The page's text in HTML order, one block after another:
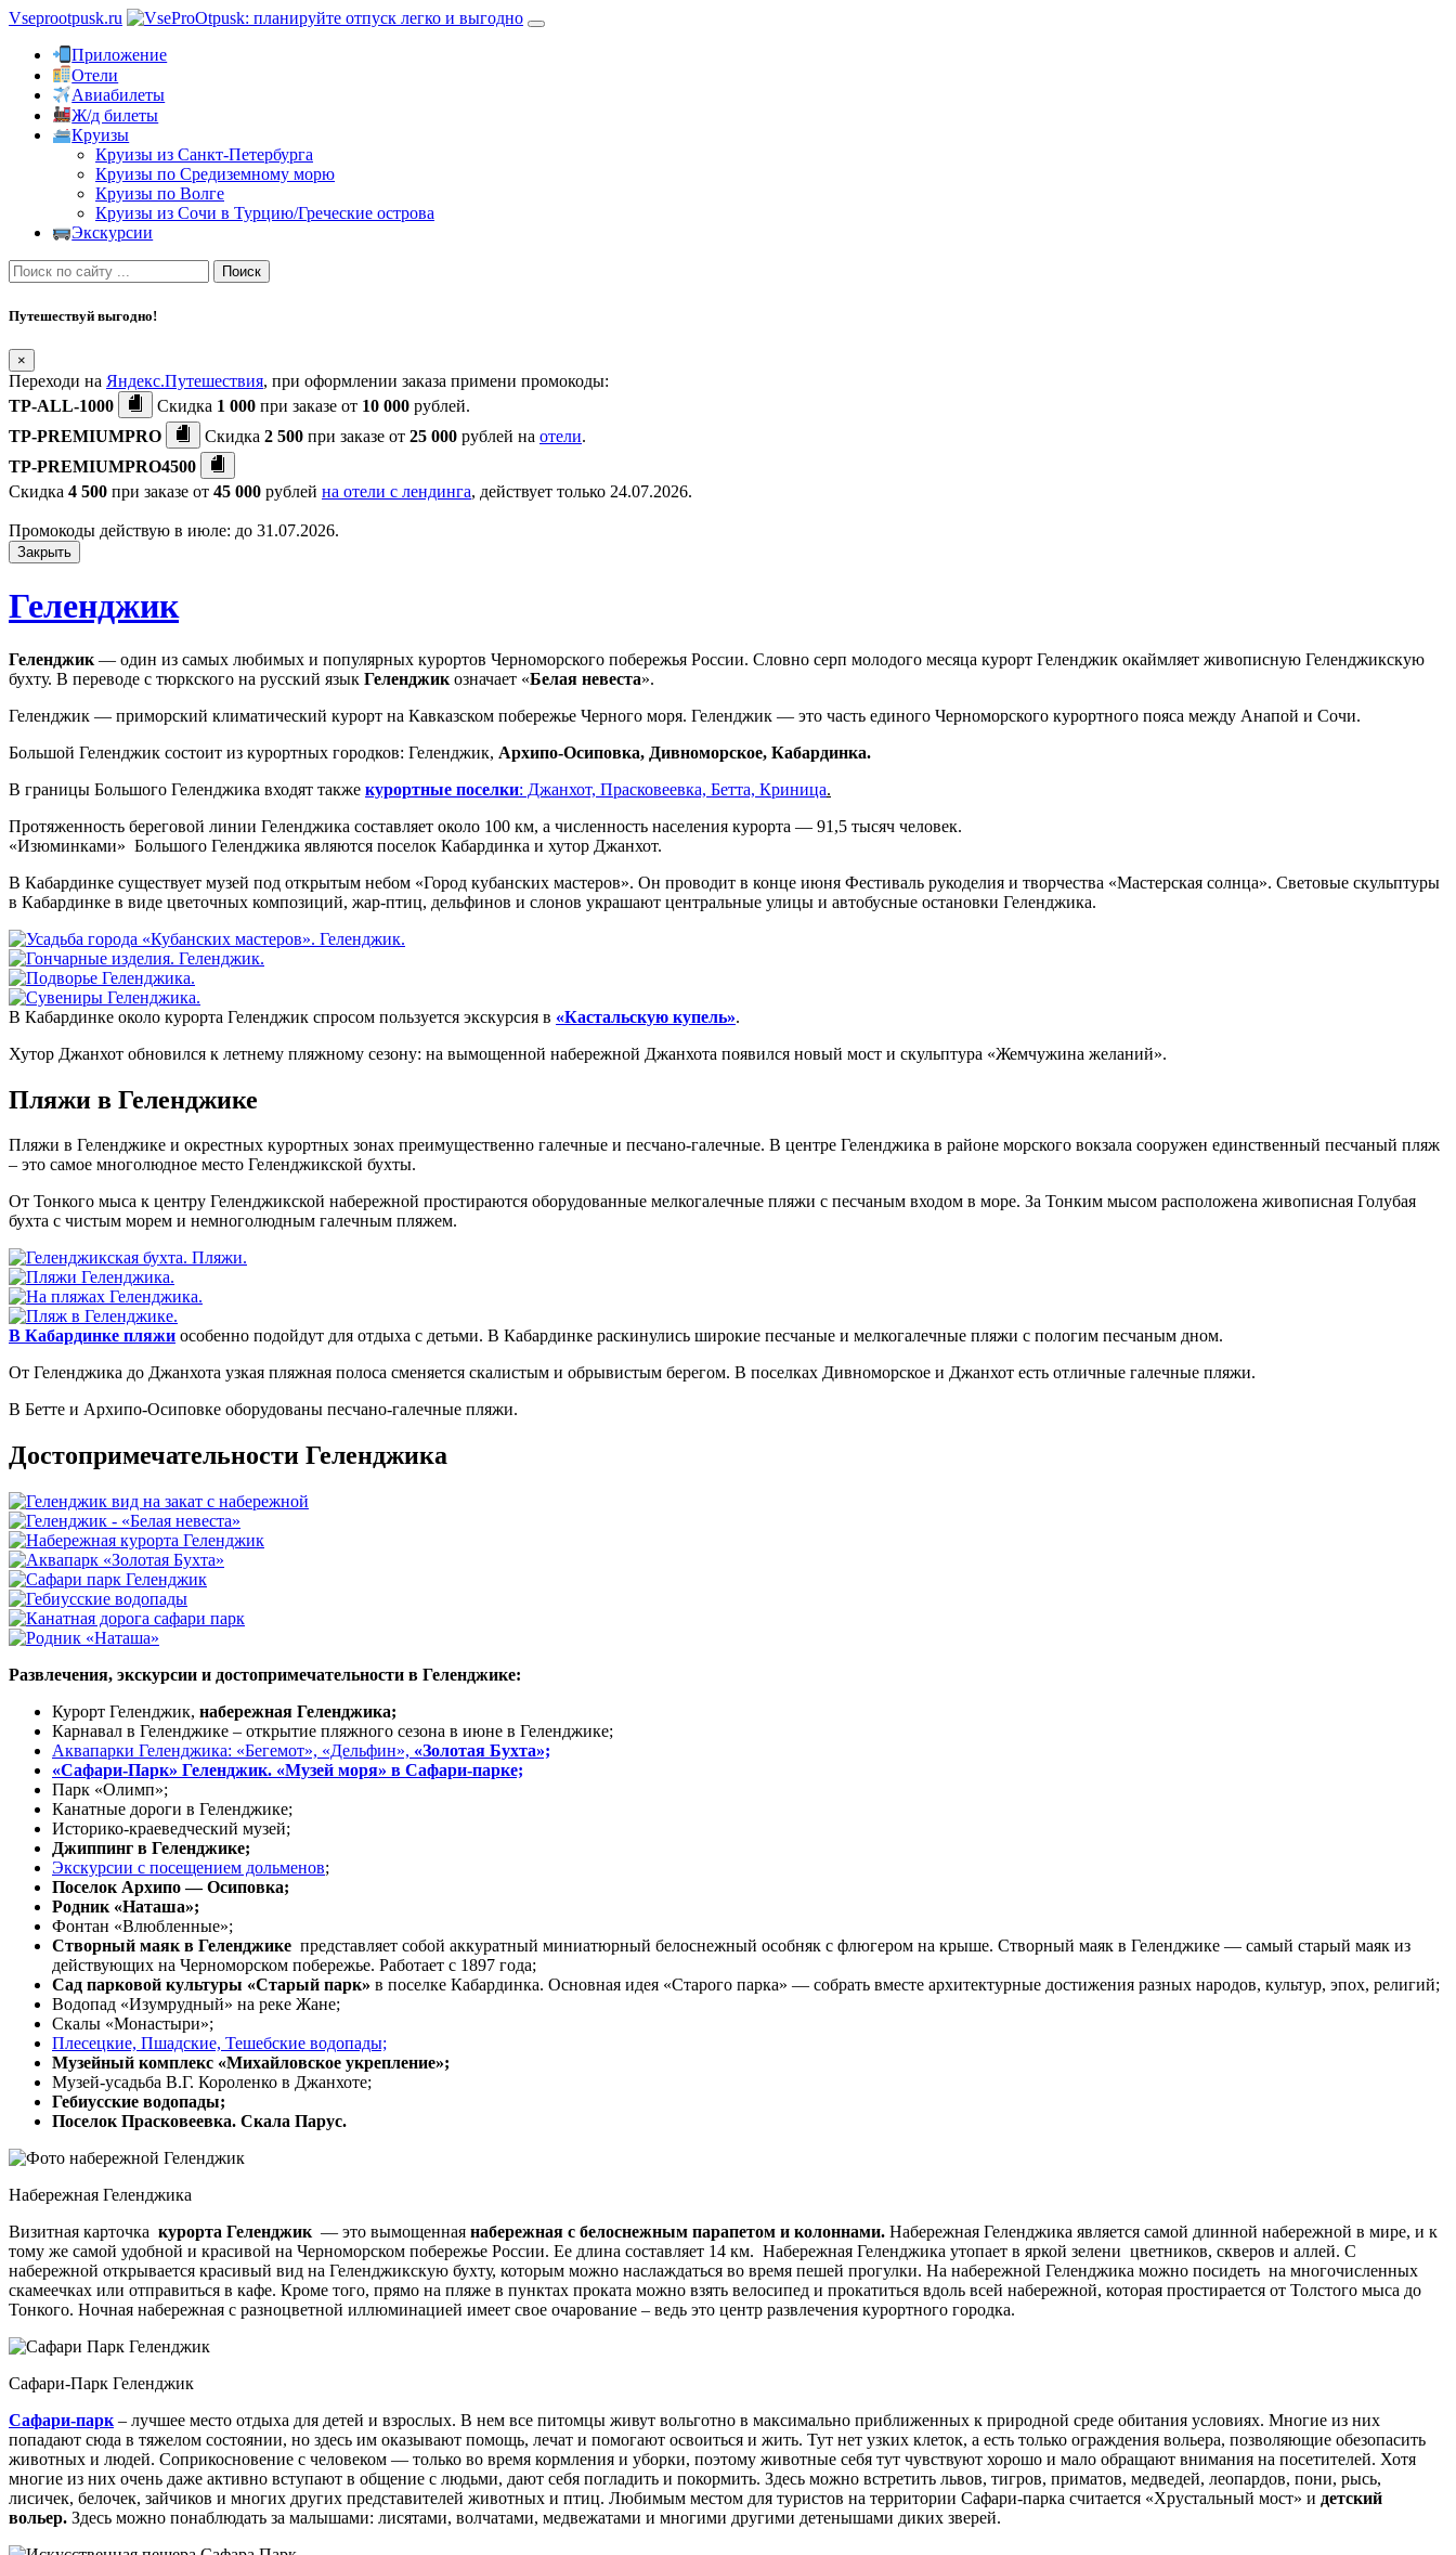
Vseprootpusk.ru
Приложение
Отели
Авиабилеты
Ж/д билеты
Круизы
Круизы из Санкт-Петербурга
Круизы по Средиземному морю
Круизы по Волге
Круизы из Сочи в Турцию/Греческие острова
Экскурсии
Поиск
Путешествуй выгодно!
×
Переходи на Яндекс.Путешествия, при оформлении заказа примени промокоды:
TP-ALL-1000
Скидка 1 000 при заказе от 10 000 рублей.
TP-PREMIUMPRO
Скидка 2 500 при заказе от 25 000 рублей на отели.
TP-PREMIUMPRO4500
Скидка 4 500 при заказе от 45 000 рублей на отели с лендинга, действует только 24.07.2026.
Промокоды действую в июле: до 31.07.2026.
Закрыть
Геленджик
Геленджик — один из самых любимых и популярных курортов Черноморского побережья России. Словно серп молодого месяца курорт Геленджик окаймляет живописную Геленджикскую
бухту. В переводе с тюркского на русский язык Геленджик означает «Белая невеста».
Геленджик — приморский климатический курорт на Кавказском побережье Черного моря. Геленджик — это часть единого Черноморского курортного пояса между Анапой и Сочи.
Большой Геленджик состоит из курортных городков: Геленджик, Архипо-Осиповка, Дивноморское, Кабардинка.
В границы Большого Геленджика входят также курортные поселки: Джанхот, Прасковеевка, Бетта, Криница.
Протяженность береговой линии Геленджика составляет около 100 км, а численность населения курорта — 91,5 тысяч человек.
«Изюминками» Большого Геленджика являются поселок Кабардинка и хутор Джанхот.
В Кабардинке существует музей под открытым небом «Город кубанских мастеров». Он проводит в конце июня Фестиваль рукоделия и творчества «Мастерская солнца». Световые скульптуры
в Кабардинке в виде цветочных композиций, жар-птиц, дельфинов и слонов украшают центральные улицы и автобусные остановки Геленджика.
В Кабардинке около курорта Геленджик спросом пользуется экскурсия в «Кастальскую купель».
Хутор Джанхот обновился к летнему пляжному сезону: на вымощенной набережной Джанхота появился новый мост и скульптура «Жемчужина желаний».
Пляжи в Геленджике
Пляжи в Геленджике и окрестных курортных зонах преимущественно галечные и песчано-галечные. В центре Геленджика в районе морского вокзала сооружен единственный песчаный пляж
– это самое многолюдное место Геленджикской бухты.
От Тонкого мыса к центру Геленджикской набережной простираются оборудованные мелкогалечные пляжи с песчаным входом в море. За Тонким мысом расположена живописная Голубая
бухта с чистым морем и немноголюдным галечным пляжем.
В Кабардинке пляжи особенно подойдут для отдыха с детьми. В Кабардинке раскинулись широкие песчаные и мелкогалечные пляжи с пологим песчаным дном.
От Геленджика до Джанхота узкая пляжная полоса сменяется скалистым и обрывистым берегом. В поселках Дивноморское и Джанхот есть отличные галечные пляжи.
В Бетте и Архипо-Осиповке оборудованы песчано-галечные пляжи.
Достопримечательности Геленджика
Развлечения, экскурсии и достопримечательности в Геленджике:
Курорт Геленджик, набережная Геленджика;
Карнавал в Геленджике – открытие пляжного сезона в июне в Геленджике;
Аквапарки Геленджика: «Бегемот», «Дельфин», «Золотая Бухта»;
«Сафари-Парк» Геленджик. «Музей моря» в Сафари-парке;
Парк «Олимп»;
Канатные дороги в Геленджике;
Историко-краеведческий музей;
Джиппинг в Геленджике;
Экскурсии с посещением дольменов;
Поселок Архипо — Осиповка;
Родник «Наташа»;
Фонтан «Влюбленные»;
Створный маяк в Геленджике представляет собой аккуратный миниатюрный белоснежный особняк с флюгером на крыше. Створный маяк в Геленджике — самый старый маяк из
действующих на Черноморском побережье. Работает с 1897 года;
Сад парковой культуры «Старый парк» в поселке Кабардинка. Основная идея «Старого парка» — собрать вместе архитектурные достижения разных народов, культур, эпох, религий;
Водопад «Изумрудный» на реке Жане;
Скалы «Монастыри»;
Плесецкие, Пшадские, Тешебские водопады;
Музейный комплекс «Михайловское укрепление»;
Музей-усадьба В.Г. Короленко в Джанхоте;
Гебиусские водопады;
Поселок Прасковеевка. Скала Парус.
Набережная Геленджика
Визитная карточка курорта Геленджик — это вымощенная набережная с белоснежным парапетом и колоннами. Набережная Геленджика является самой длинной набережной в мире, и к
тому же самой удобной и красивой на Черноморском побережье России. Ее длина составляет 14 км. Набережная Геленджика утопает в яркой зелени цветников, скверов и аллей. С
набережной открывается красивый вид на Геленджикскую бухту, которым можно наслаждаться во время пешей прогулки. На набережной Геленджика можно посидеть на многочисленных
скамеечках или отправиться в кафе. Кроме того, прямо на пляже в пунктах проката можно взять велосипед и прокатиться вдоль всей набережной, которая простирается от Толстого мыса до
Тонкого. Ночная набережная с разноцветной иллюминацией имеет свое очарование – ведь это центр развлечения курортного городка.
Сафари-Парк Геленджик
Сафари-парк – лучшее место отдыха для детей и взрослых. В нем все питомцы живут вольготно в максимально приближенных к природной среде обитания условиях. Многие из них
попадают сюда в тяжелом состоянии, но здесь им оказывают помощь, лечат и помогают освоиться и жить. Тут нет узких клеток, а есть только ограждения вольера, позволяющие обезопасить
животных и людей. Соприкосновение с человеком — только во время кормления и уборки, поэтому животные себя тут чувствуют хорошо и мало обращают внимания на посетителей. Хотя
многие из них очень даже активно вступают в общение с людьми, дают себя погладить и покормить. Здесь можно встретить львов, тигров, приматов, медведей, леопардов, пони, рысь,
лисичек, белочек, зайчиков и многих других представителей животных и птиц. Любимым местом для туристов на территории Сафари-парка считается «Хрустальный мост» и детский
вольер. Здесь можно понаблюдать за малышами: лисятами, волчатами, медвежатами и многими другими детенышами диких зверей.